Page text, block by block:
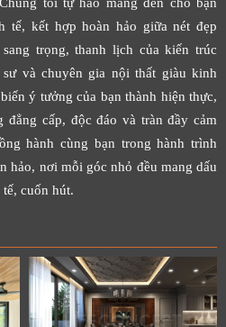
tôi tự hào mang đến cho bạn
tế, kết hợp hoàn hảo giữa nét đẹp
trọng, thanh lịch của kiến trúc
và chuyên gia nội thất giàu kinh
ý tưởng của bạn thành hiện thực,
đẳng cấp, độc đáo và tràn đầy cảm
hành cùng bạn trong hành trình
hảo, nơi mỗi góc nhỏ đều mang dấu
cuốn hút.